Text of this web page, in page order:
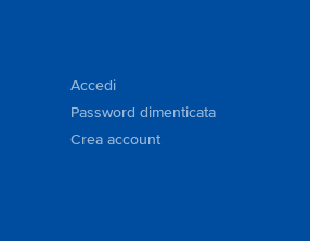
Accedi
Password dimenticata
Crea account